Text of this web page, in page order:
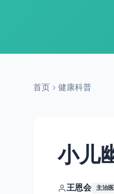
首页 健康科普
小儿
王恩会 主治